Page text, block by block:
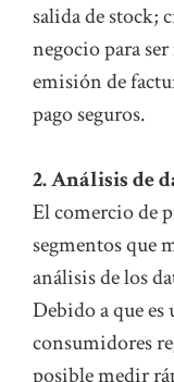
salida de stock;
negocio para
emisión de
pago seguros.
2. Análisis de
El comercio de
segmentos que
análisis de los
Debido a que
consumidores
posible medir